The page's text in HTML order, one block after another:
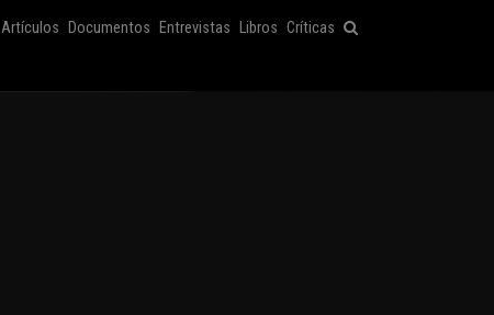
Artículos Documentos Entrevistas Libros Críticas